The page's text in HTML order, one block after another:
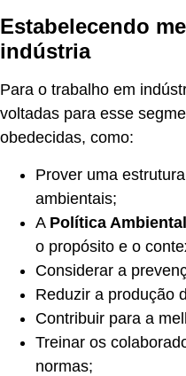
Estabelecendo
indústria
Para o trabalho em
voltadas para esse
obedecidas, como:
Prover uma
ambientais;
A Política Ambiental
o propósito e o
Considerar a
Reduzir a produção
Contribuir para a
Treinar os
normas;